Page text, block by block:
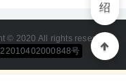
© 2020 All rights reserved
号
绍